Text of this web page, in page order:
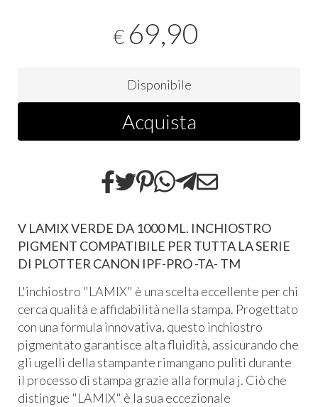
€ 69,90
Disponibile
Acquista
V LAMIX VERDE DA 1000 ML. INCHIOSTRO
PIGMENT COMPATIBILE PER TUTTA LA SERIE
DI PLOTTER CANON IPF-PRO -TA- TM
L'inchiostro "LAMIX" è una scelta eccellente per chi
cerca qualità e affidabilità nella stampa. Progettato
con una formula innovativa, questo inchiostro
pigmentato garantisce alta fluidità, assicurando che
gli ugelli della stampante rimangano puliti durante
il processo di stampa grazie alla formula j. Ciò che
distingue "LAMIX" è la sua eccezionale